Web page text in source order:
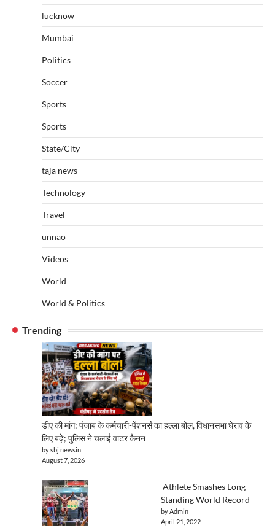
lucknow
Mumbai
Politics
Soccer
Sports
Sports
State/City
taja news
Technology
Travel
unnao
Videos
World
World & Politics
Trending
डीए की मांग: पंजाब के कर्मचारी-पेंशनर्स का हल्ला बोल, विधानसभा घेराव के
लिए बढ़े; पुलिस ने चलाई वाटर कैनन
by sbj newsin
August 7, 2026
Athlete Smashes Long-
Standing World Record
by Admin
April 21, 2022